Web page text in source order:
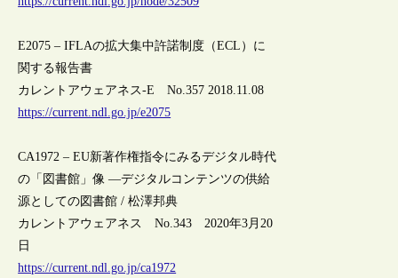
E2075 – IFLAの拡大集中許諾制度（ECL）に
関する報告書
カレントアウェアネス-E No.357 2018.11.08
https://current.ndl.go.jp/e2075
CA1972 – EU新著作権指令にみるデジタル時代
の「図書館」像 ―デジタルコンテンツの供給
源としての図書館 / 松澤邦典
カレントアウェアネス No.343 2020年3月20
日
https://current.ndl.go.jp/ca1972